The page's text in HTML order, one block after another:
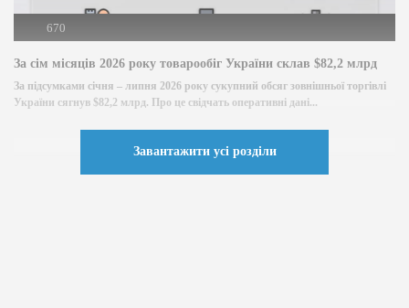
670
За сім місяців 2026 року товарообіг України склав $82,2 млрд
За підсумками січня – липня 2026 року сукупний обсяг зовнішньої торгівлі
України сягнув $82,2 млрд. Про це свідчать оперативні дані...
Завантажити усі розділи